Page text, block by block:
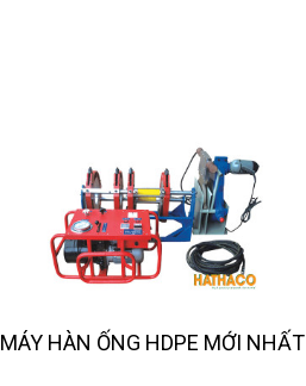
MÁY HÀN ỐNG HDPE MỚI NHẤT